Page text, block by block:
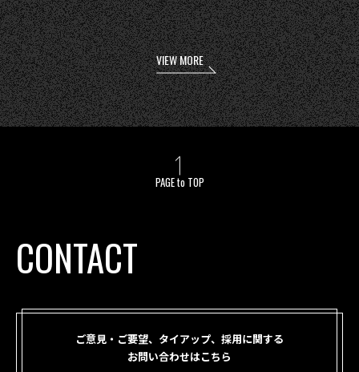
VIEW MORE
PAGE to TOP
CONTACT
ご意見・ご要望、タイアップ、採用に関する
お問い合わせはこちら